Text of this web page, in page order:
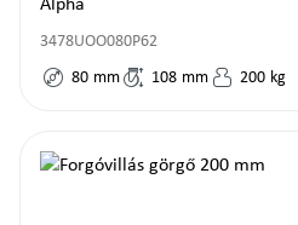
Alpha
3478UOO080P62
80 mm 108 mm 200 kg